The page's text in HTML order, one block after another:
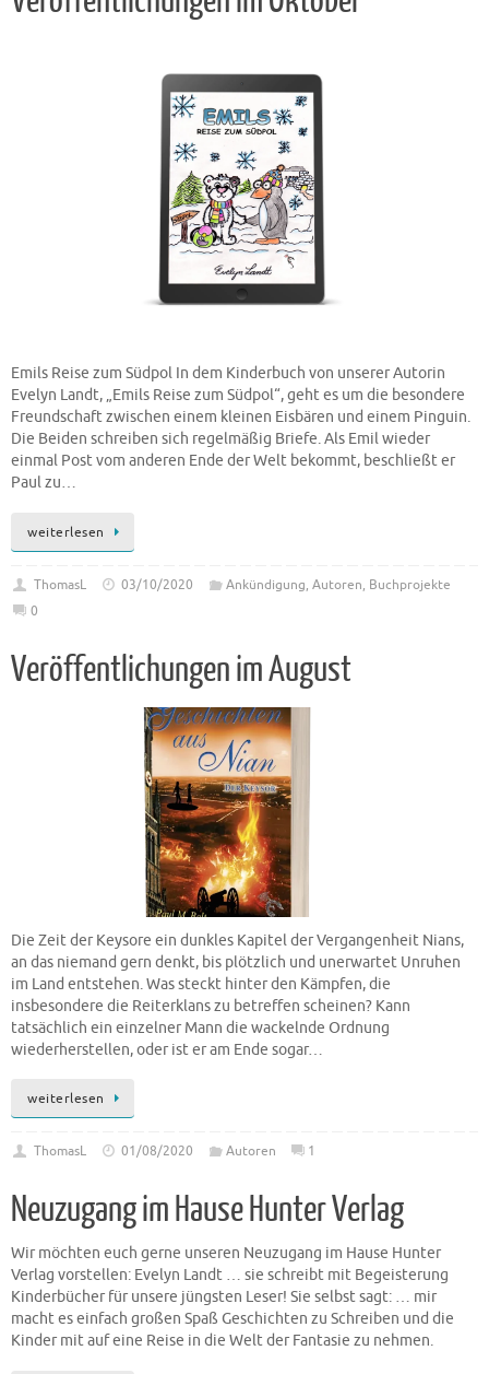
Emils Reise zum Südpol In dem Kinderbuch von unserer Autorin
Evelyn Landt, „Emils Reise zum Südpol“, geht es um die besondere
Freundschaft zwischen einem kleinen Eisbären und einem Pinguin.
Die Beiden schreiben sich regelmäßig Briefe. Als Emil wieder
einmal Post vom anderen Ende der Welt bekommt, beschließt er
Paul zu…
weiterlesen
ThomasL 03/10/2020 Ankündigung, Autoren, Buchprojekte
0
Veröffentlichungen im August
Die Zeit der Keysore ein dunkles Kapitel der Vergangenheit Nians,
an das niemand gern denkt, bis plötzlich und unerwartet Unruhen
im Land entstehen. Was steckt hinter den Kämpfen, die
insbesondere die Reiterklans zu betreffen scheinen? Kann
tatsächlich ein einzelner Mann die wackelnde Ordnung
wiederherstellen, oder ist er am Ende sogar…
weiterlesen
ThomasL 01/08/2020 Autoren 1
Neuzugang im Hause Hunter Verlag
Wir möchten euch gerne unseren Neuzugang im Hause Hunter
Verlag vorstellen: Evelyn Landt … sie schreibt mit Begeisterung
Kinderbücher für unsere jüngsten Leser! Sie selbst sagt: … mir
macht es einfach großen Spaß Geschichten zu Schreiben und die
Kinder mit auf eine Reise in die Welt der Fantasie zu nehmen.